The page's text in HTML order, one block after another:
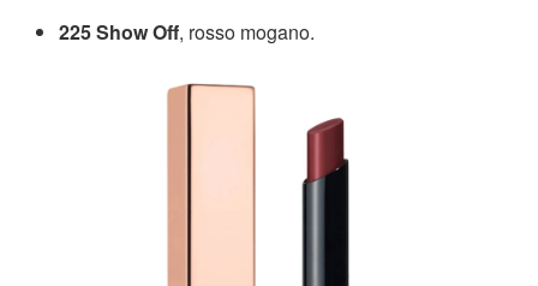
225 Show Off, rosso mogano.